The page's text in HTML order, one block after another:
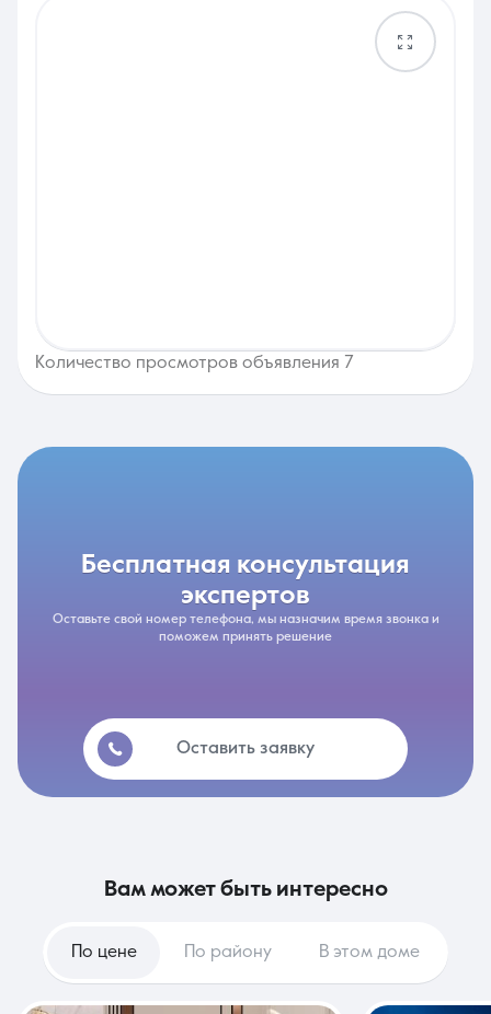
Количество просмотров объявления 7
бесплатная консультация
экспертов
Оставьте свой номер телефона, мы назначим время звонка и
поможем принять решение
Оставить заявку
вам может быть интересно
По цене По району В этом доме